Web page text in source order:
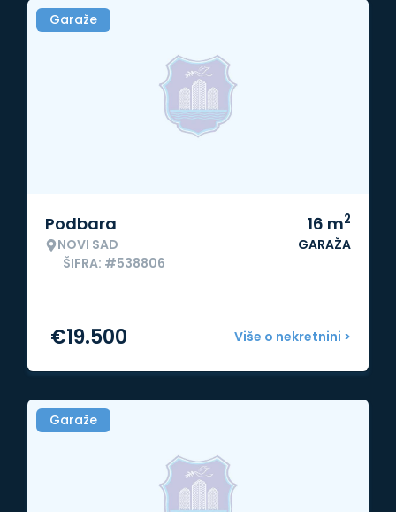
Garaže
Podbara
NOVI SAD
ŠIFRA: #538806
16 m2
GARAŽA
Više o nekretnini >
€19.500
Garaže